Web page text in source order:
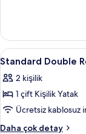
fazla
detay
Standard
Double
Room
için
tüm
fotoğrafları
6
Standard Double
2 kişilik
1 çift Kişilik Yatak
Ücretsiz kablosuz
Daha çok detay
Standard